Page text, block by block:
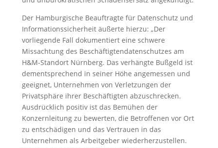
Der Hamburgische Beauftragte für Datenschutz und
Informationssicherheit äußerte hierzu: „Der
vorliegende Fall dokumentiert eine schwere
Missachtung des Beschäftigtendatenschutzes am
H&M-Standort Nürnberg. Das verhängte Bußgeld ist
dementsprechend in seiner Höhe angemessen und
geeignet, Unternehmen von Verletzungen der
Privatsphäre ihrer Beschäftigten abzuschrecken.
Ausdrücklich positiv ist das Bemühen der
Konzernleitung zu bewerten, die Betroffenen vor Ort
zu entschädigen und das Vertrauen in das
Unternehmen als Arbeitgeber wiederherzustellen.